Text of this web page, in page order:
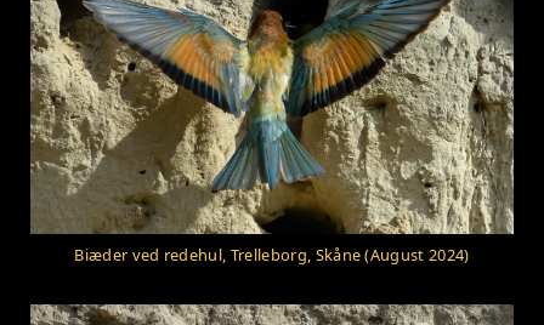
Biæder ved redehul, Trelleborg, Skåne (August 2024)